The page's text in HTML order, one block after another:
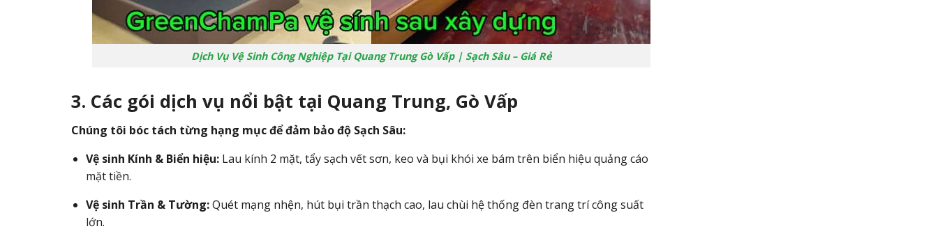
Dịch Vụ Vệ Sinh Công Nghiệp Tại Quang Trung Gò Vấp | Sạch Sâu – Giá Rẻ
3. Các gói dịch vụ nổi bật tại Quang Trung, Gò Vấp
Chúng tôi bóc tách từng hạng mục để đảm bảo độ Sạch Sâu:
Vệ sinh Kính & Biển hiệu:Lau kính 2 mặt, tẩy sạch vết sơn, keo và bụi khói xe bám trên biển hiệu quảng cáo
mặt tiền.
Vệ sinh Trần & Tường:Quét mạng nhện, hút bụi trần thạch cao, lau chùi hệ thống đèn trang trí công suất
lớn.